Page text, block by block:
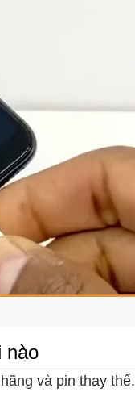
nào
và pin thay thế.